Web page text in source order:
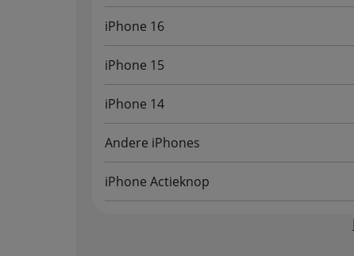
iPhone 16
iPhone 15
iPhone 14
Andere iPhones
iPhone Actieknop